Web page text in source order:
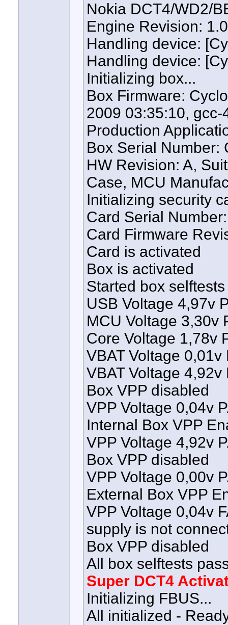
Nokia DCT4/WD2/
Engine Revision:
Handling device:
Handling device:
Initializing box...
Box Firmware:
2009 03:35:10, gcc-
Production
Box Serial Number:
HW Revision: A,
Case, MCU
Initializing security
Card Serial
Card Firmware
Card is activated
Box is activated
Started box
USB Voltage 4,97v
MCU Voltage 3,30v
Core Voltage 1,78v
VBAT Voltage 0,01v
VBAT Voltage 4,92v
Box VPP disabled
VPP Voltage 0,04v
Internal Box VPP
VPP Voltage 4,92v
Box VPP disabled
VPP Voltage 0,00v
External Box VPP
VPP Voltage 0,04v
supply is not
Box VPP disabled
All box selftests
Super DCT4
Initializing FBUS...
All initialized -